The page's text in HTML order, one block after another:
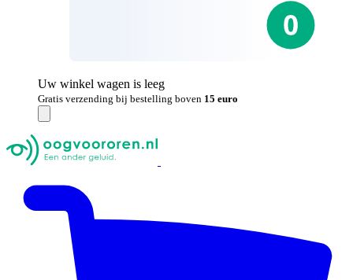
Uw winkel wagen is leeg
Gratis verzending bij bestelling boven 15 euro